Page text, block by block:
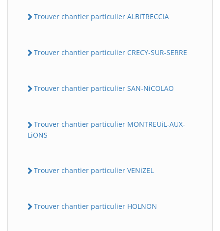
Trouver chantier particulier ALBiTRECCiA
Trouver chantier particulier CRECY-SUR-SERRE
Trouver chantier particulier SAN-NiCOLAO
Trouver chantier particulier MONTREUiL-AUX-
LiONS
Trouver chantier particulier VENiZEL
Trouver chantier particulier HOLNON